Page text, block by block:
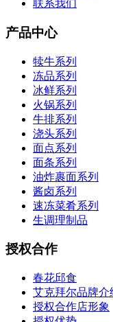
联系我们
产品中心
犊牛系列
冻品系列
冰鲜系列
火锅系列
牛排系列
浇头系列
面点系列
面条系列
油炸裹面系列
酱卤系列
速冻菜肴系列
生调理制品
授权合作
春花邱食
艾克拜尔品牌介
授权合作店形象